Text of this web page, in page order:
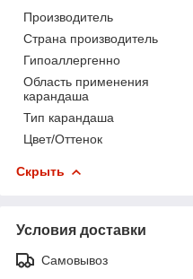
Производитель
Страна производитель
Гипоаллергенно
Область применения
карандаша
Тип карандаша
Цвет/Оттенок
Скрыть
Условия доставки
Самовывоз